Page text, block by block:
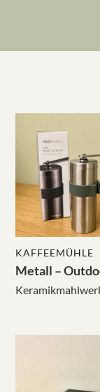
KAFFEEMÜHLE
Metall –